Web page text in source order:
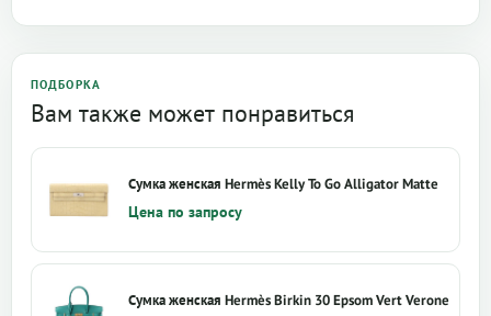
ПОДБОРКА
Вам также может понравиться
Сумка женская Hermès Kelly To Go Alligator Matte
Цена по запросу
Сумка женская Hermès Birkin 30 Epsom Vert Verone